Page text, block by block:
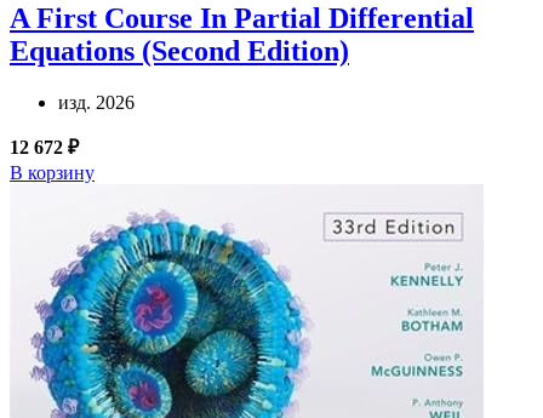
A First Course In Partial Differential
Equations (Second Edition)
изд. 2026
12 672 ₽
В корзину